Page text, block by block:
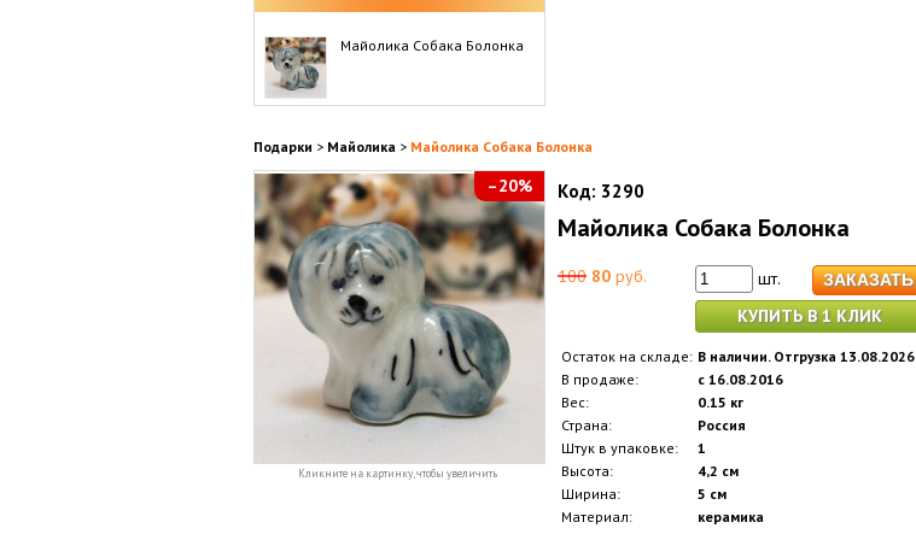
Майолика Собака Болонка
Подарки > Майолика > Майолика Собака Болонка
–20%
Кликните на картинку, чтобы увеличить
Код: 3290
Майолика Собака Болонка
100 80руб.
шт.
КУПИТЬ В 1 КЛИК
Остаток на складе: В наличии. Отгрузка 13.08.2026
В продаже:
с 16.08.2016
Вес:
0.15 кг
Страна:
Россия
Штук в упаковке:
1
Высота:
4,2 см
Ширина:
5 см
Материал:
керамика